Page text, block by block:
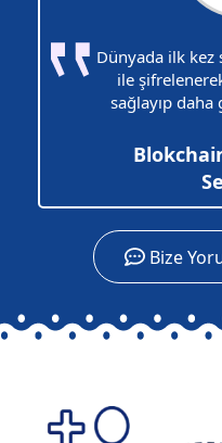
Dünyada ilk kez
ile
sağlayıp
Bize